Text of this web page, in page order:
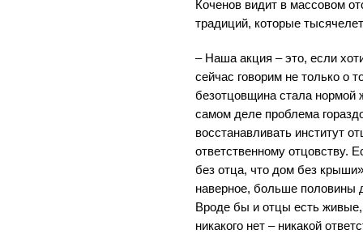
Коченов видит в массовом
традиций, которые
– Наша акция – это, если
сейчас говорим не только о
безотцовщина стала нормой
самом деле проблема
восстанавливать институт
ответственному отцовству.
без отца, что дом без
наверное, больше
Вроде бы и отцы есть живые,
никакого нет – никакой